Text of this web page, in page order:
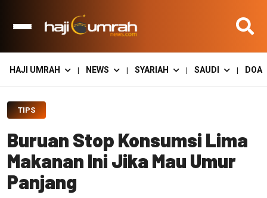
HAJI UMRAH | NEWS | SYARIAH | SAUDI | DOA
TIPS
Buruan Stop Konsumsi Lima
Makanan Ini Jika Mau Umur
Panjang